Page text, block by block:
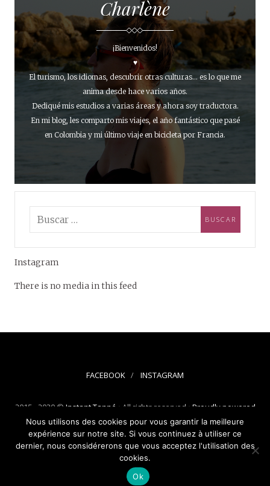
Charlène
¡Bienvenidos!
♥
El turismo, los idiomas, descubrir otras culturas... es lo que me
anima desde hace varios años.
Dediqué mis estudios a varias áreas y ahora soy traductora.
En mi blog, les comparto mis viajes, el año fantástico que pasé
en Colombia y mi último viaje en bicicleta por Francia.
Instagram
There is no media in this feed
FACEBOOK INSTAGRAM
2015 - 2020 © Instant Tanné • All rights reserved • Proudly powered
by WordPress-Theme: Silk Lite byPixelgrade.
Nous utilisons des cookies pour vous garantir la meilleure
expérience sur notre site. Si vous continuez à utiliser ce
dernier, nous considérerons que vous acceptez l'utilisation des
cookies.
Ok